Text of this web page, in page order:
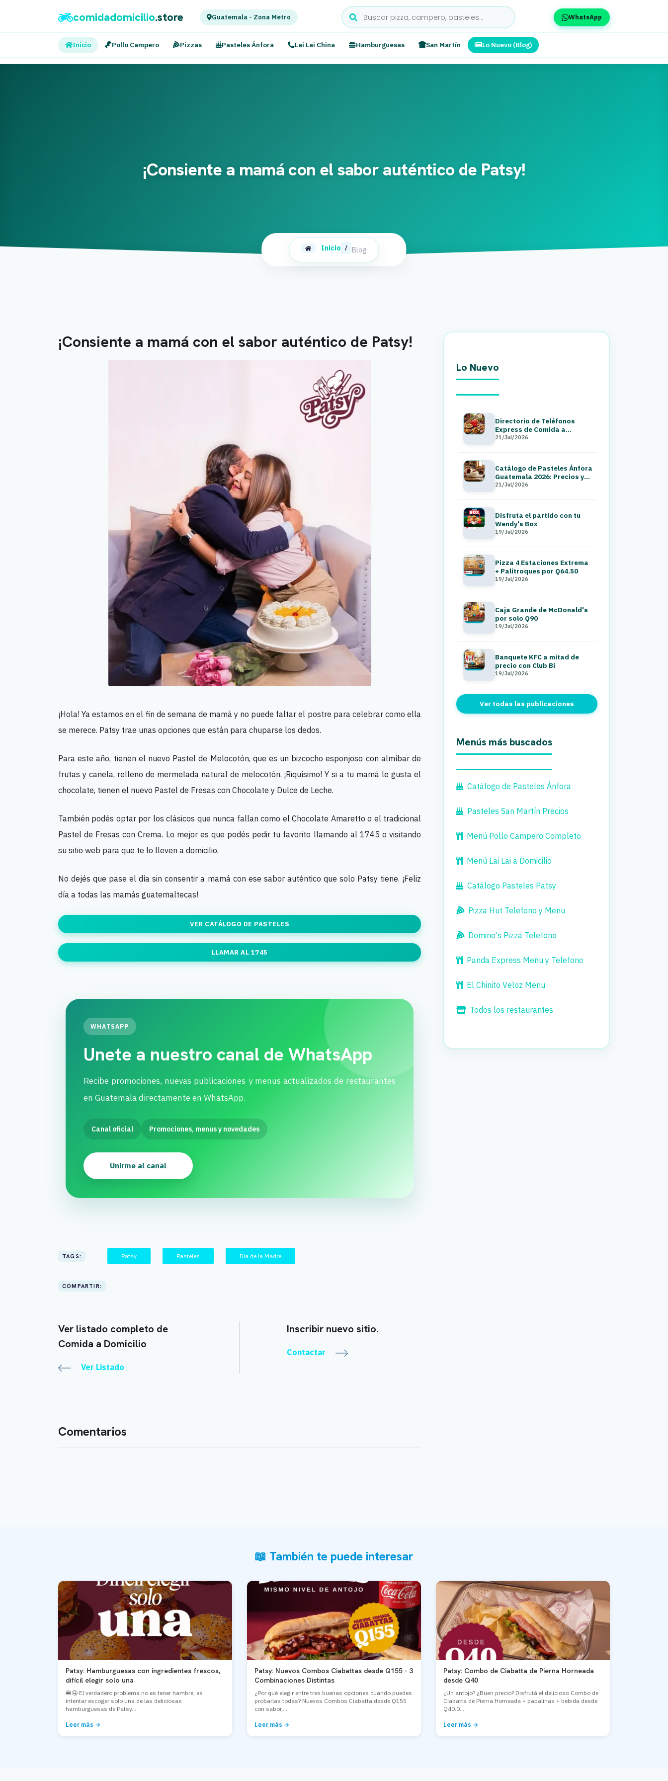
comidadomicilio.store Guatemala - Zona Metro WhatsApp
Inicio Pollo Campero Pizzas Pasteles Ánfora Lai Lai China Hamburguesas San Martín Lo Nuevo (Blog)
¡Consiente a mamá con el sabor auténtico de Patsy!
Inicio / Blog
¡Consiente a mamá con el sabor auténtico de Patsy!
¡Hola! Ya estamos en el fin de semana de mamá y no puede faltar el postre para celebrar como ella
se merece. Patsy trae unas opciones que están para chuparse los dedos.
Para este año, tienen el nuevo Pastel de Melocotón, que es un bizcocho esponjoso con almíbar de
frutas y canela, relleno de mermelada natural de melocotón. ¡Riquísimo! Y si a tu mamá le gusta el
chocolate, tienen el nuevo Pastel de Fresas con Chocolate y Dulce de Leche.
También podés optar por los clásicos que nunca fallan como el Chocolate Amaretto o el tradicional
Pastel de Fresas con Crema. Lo mejor es que podés pedir tu favorito llamando al 1745 o visitando
su sitio web para que te lo lleven a domicilio.
No dejés que pase el día sin consentir a mamá con ese sabor auténtico que solo Patsy tiene. ¡Feliz
día a todas las mamás guatemaltecas!
VER CATÁLOGO DE PASTELES
LLAMAR AL 1745
WHATSAPP
Unete a nuestro canal de WhatsApp
Recibe promociones, nuevas publicaciones y menus actualizados de restaurantes
en Guatemala directamente en WhatsApp.
Canal oficial Promociones, menus y novedades
Unirme al canal
TAGS: Patsy Pasteles Día de la Madre
COMPARTIR:
Ver listado completo de
Comida a Domicilio
Ver Listado
Inscribir nuevo sitio.
Contactar
Comentarios
Lo Nuevo
Directorio de Teléfonos
Express de Comida a
Domicilio en Guatemala 2026
21/Jul/2026
Catálogo de Pasteles Ánfora
Guatemala 2026: Precios y
Menú a Domicilio
21/Jul/2026
Disfruta el partido con tu
Wendy's Box
19/Jul/2026
Pizza 4 Estaciones Extrema
+ Palitroques por Q64.50
19/Jul/2026
Caja Grande de McDonald's
por solo Q90
19/Jul/2026
Banquete KFC a mitad de
precio con Club Bi
19/Jul/2026
Ver todas las publicaciones
Menús más buscados
Catálogo de Pasteles Ánfora
Pasteles San Martín Precios
Menú Pollo Campero Completo
Menú Lai Lai a Domicilio
Catálogo Pasteles Patsy
Pizza Hut Telefono y Menu
Domino's Pizza Telefono
Panda Express Menu y Telefono
El Chinito Veloz Menu
Todos los restaurantes
📖 También te puede interesar
Patsy: Hamburguesas con ingredientes frescos,
difícil elegir solo una
🍔🤤 El verdadero problema no es tener hambre, es
intentar escoger solo una de las deliciosas
hamburguesas de Patsy....
Leer más →
Patsy: Nuevos Combos Ciabattas desde Q155 - 3
Combinaciones Distintas
¿Por qué elegir entre tres buenas opciones cuando puedes
probarlas todas? Nuevos Combos Ciabatta desde Q155
con sabor,...
Leer más →
Patsy: Combo de Ciabatta de Pierna Horneada
desde Q40
¿Un antojo? ¿Buen precio? Disfrutá el delicioso Combo de
Ciabatta de Pierna Horneada + papalinas + bebida desde
Q40.0...
Leer más →